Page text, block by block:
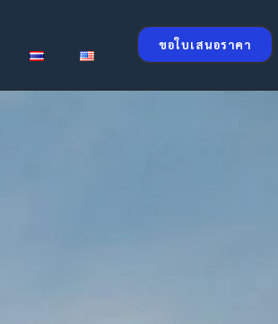
ขอใบเสนอราคา